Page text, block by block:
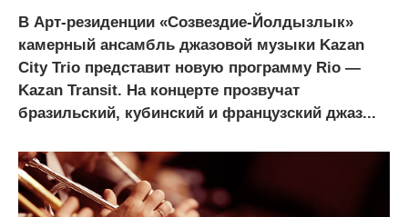
В Арт-резиденции «Созвездие-Йолдызлык»
камерный ансамбль джазовой музыки Kazan
City Trio представит новую программу Rio —
Kazan Transit. На концерте прозвучат
бразильский, кубинский и французский джаз...